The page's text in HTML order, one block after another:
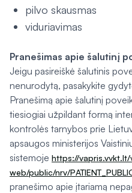
pilvo skausmas
viduriavimas
Pranešimas apie šalutinį
Jeigu pasireiškė šalutinis
nenurodytą, pasakykite
Pranešimą apie šalutinį
tiesiogiai užpildant formą
kontrolės tarnybos prie
apsaugos ministerijos
sistemoje https://vapris.vvkt.lt/
web/public/nrv/
pranešimo apie įtariamą